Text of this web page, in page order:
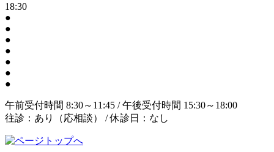
18:30
●
●
●
●
●
●
●
午前受付時間 8:30～11:45 / 午後受付時間 15:30～18:00
往診：あり（応相談） / 休診日：なし